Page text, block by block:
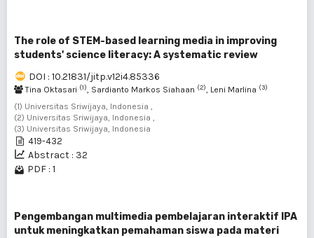
The role of STEM-based learning media in improving
students' science literacy: A systematic review
DOI : 10.21831/jitp.v12i4.85336
Tina Oktasari (1), Sardianto Markos Siahaan (2), Leni Marlina (3)
(1) Universitas Sriwijaya, Indonesia ,
(2) Universitas Sriwijaya, Indonesia ,
(3) Universitas Sriwijaya, Indonesia
419-432
Abstract : 32
PDF : 1
Pengembangan multimedia pembelajaran interaktif IPA
untuk meningkatkan pemahaman siswa pada materi